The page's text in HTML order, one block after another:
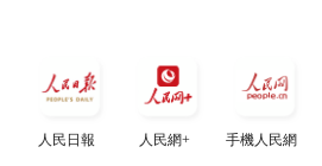
人民日報 人民網+ 手機人民網